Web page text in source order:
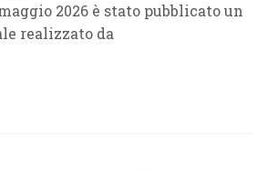
2026 è stato pubblicato un
realizzato da